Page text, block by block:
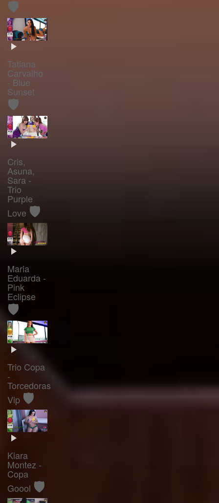
🛡️
Tatiana
Carvalho
- Blue
Sunset
🛡️
Cris,
Asuna,
Sara -
Trio
Purple
Love 🛡️
Maria
Eduarda -
Pink
Eclipse
🛡️
Trio Copa
-
Torcedoras
Vip 🛡️
Kiara
Montez -
Copa
Goool 🛡️